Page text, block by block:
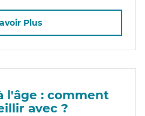
Plus
l'âge : comment
avec ?